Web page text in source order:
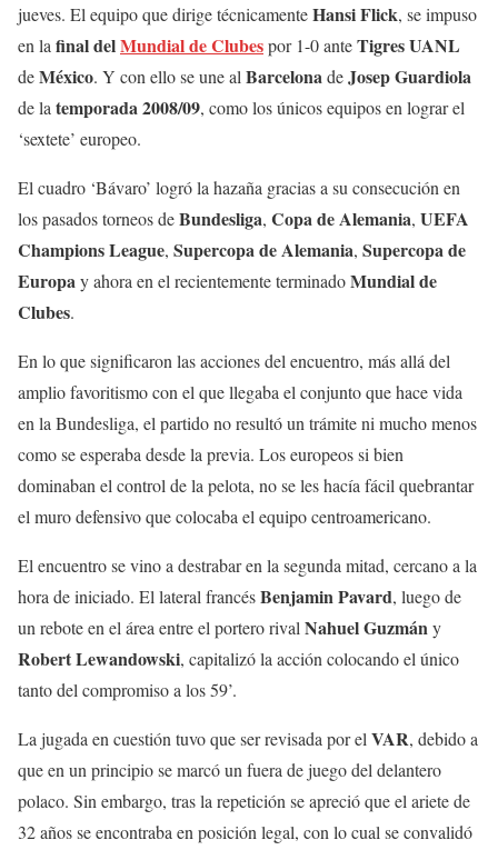
jueves. El equipo que dirige técnicamenteHansi Flick, se impuso
en lafinal delMundial de Clubespor 1-0 anteTigres UANL
deMéxico. Y con ello se une alBarcelonadeJosep Guardiola
de latemporada 2008/09, como los únicos equipos en lograr el
‘sextete’ europeo.
El cuadro ‘Bávaro’ logró la hazaña gracias a su consecución en
los pasados torneos deBundesliga, Copa de Alemania, UEFA
Champions League, Supercopa de Alemania, Supercopa de
Europay ahora en el recientemente terminadoMundial de
Clubes.
En lo que significaron las acciones del encuentro, más allá del
amplio favoritismo con el que llegaba el conjunto que hace vida
en la Bundesliga, el partido no resultó un trámite ni mucho menos
como se esperaba desde la previa. Los europeos si bien
dominaban el control de la pelota, no se les hacía fácil quebrantar
el muro defensivo que colocaba el equipo centroamericano.
El encuentro se vino a destrabar en la segunda mitad, cercano a la
hora de iniciado. El lateral francésBenjamin Pavard, luego de
un rebote en el área entre el portero rivalNahuel Guzmány
Robert Lewandowski, capitalizó la acción colocando el único
tanto del compromiso a los 59’.
La jugada en cuestión tuvo que ser revisada por elVAR, debido a
que en un principio se marcó un fuera de juego del delantero
polaco. Sin embargo, tras la repetición se apreció que el ariete de
32 años se encontraba en posición legal, con lo cual se convalidó